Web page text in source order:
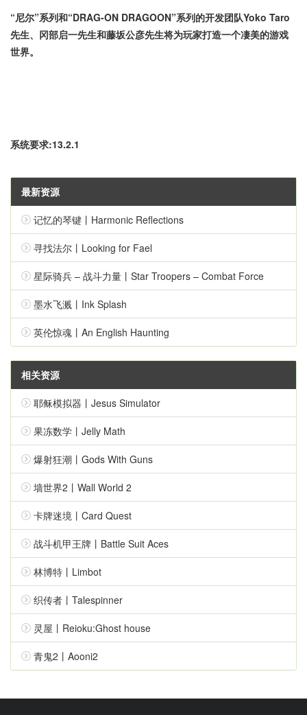
“尼尔”系列和“DRAG-ON DRAGOON”系列的开发团队Yoko Taro
先生、冈部启一先生和藤坂公彦先生将为玩家打造一个凄美的游戏
世界。
系统要求:13.2.1
最新资源
记忆的琴键丨Harmonic Reflections
寻找法尔丨Looking for Fael
星际骑兵 – 战斗力量丨Star Troopers – Combat Force
墨水飞溅丨Ink Splash
英伦惊魂丨An English Haunting
相关资源
耶稣模拟器丨Jesus Simulator
果冻数学丨Jelly Math
爆射狂潮丨Gods With Guns
墙世界2丨Wall World 2
卡牌迷境丨Card Quest
战斗机甲王牌丨Battle Suit Aces
林博特丨Limbot
织传者丨Talespinner
灵屋丨Reioku:Ghost house
青鬼2丨Aooni2